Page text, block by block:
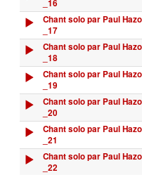
_16
Chant solo par Paul
_17
Chant solo par Paul
_18
Chant solo par Paul
_19
Chant solo par Paul
_20
Chant solo par Paul
_21
Chant solo par Paul
_22